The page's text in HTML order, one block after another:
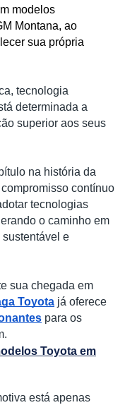
Montana, ao
sua própria
tecnologia
determinada a
ão superior aos seus
na história da
contínuo
tecnologias
o caminho em
e
sua chegada em
Toyota já oferece
para os
Toyota em
está apenas